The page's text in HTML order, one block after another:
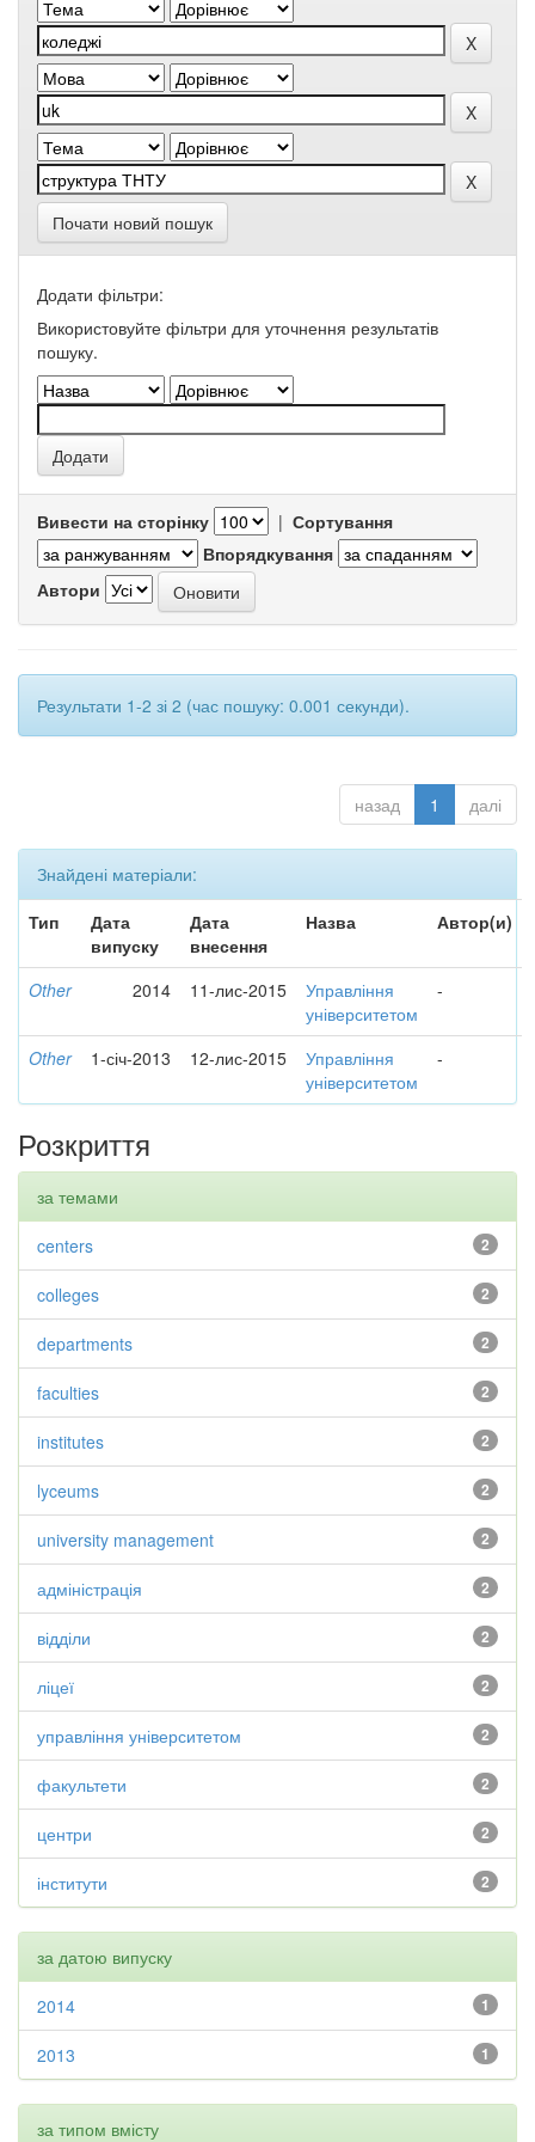
Почати новий пошук
Додати фільтри:
Використовуйте фільтри для уточнення результатів
пошуку.
Вивести на сторінку | Сортування
Впорядкування
Автори
Результати 1-2 зі 2 (час пошуку: 0.001 секунди).
назад 1 далі
Знайдені матеріали:
Тип
Дата
випуску
Дата
внесення
Назва Автор(и)
Other 2014 11-лис-2015
Управління
університетом
-
Other 1-січ-2013 12-лис-2015
Управління
університетом
-
Розкриття
за темами
2
centers
2
colleges
2
departments
2
faculties
2
institutes
2
lyceums
2
university management
2
адміністрація
2
відділи
2
ліцеї
2
управління університетом
2
факультети
2
центри
2
інститути
за датою випуску
1
2014
1
2013
за типом вмісту